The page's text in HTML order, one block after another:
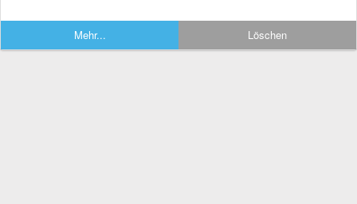
Mehr... Löschen